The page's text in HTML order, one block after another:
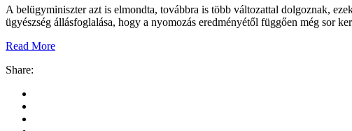
A belügyminiszter azt is elmondta, továbbra is több változattal dolgoznak,
ügyészség állásfoglalása, hogy a nyomozás eredményétől függően még sor
Read More
Share: